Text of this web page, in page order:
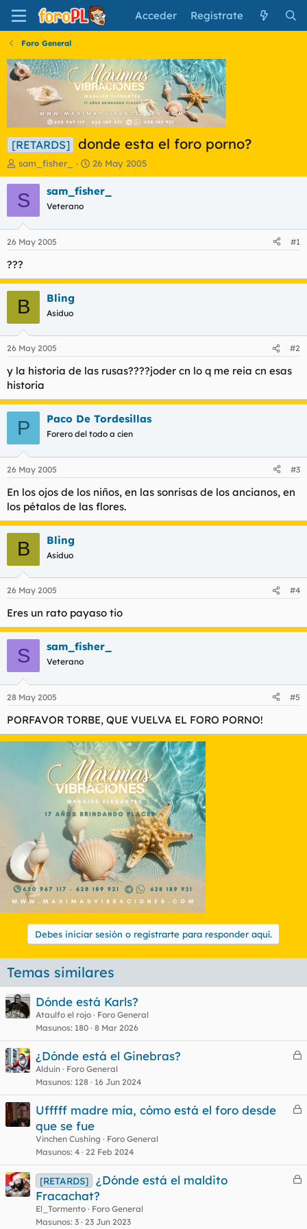
Acceder Regístrate
Foro General
[RETARDS] donde esta el foro porno?
I
n
i
c
a
d
o
r
e
l
t
e
m
a
sam_fisher_
F
e
c
i
c
26 May 2005
S sam_fisher_
Veterano
26 May 2005 #1
???
B Bling
Asiduo
26 May 2005 #2
y la historia de las rusas????joder cn lo q me reia cn esas
historia
P Paco De Tordesillas
Forero del todo a cien
26 May 2005 #3
En los ojos de los niños, en las sonrisas de los ancianos, en
los pétalos de las flores.
B Bling
Asiduo
26 May 2005 #4
Eres un rato payaso tio
S sam_fisher_
Veterano
28 May 2005 #5
PORFAVOR TORBE, QUE VUELVA EL FORO PORNO!
Debes iniciar sesión o registrarte para responder aquí.
Temas similares
Dónde está Karls?
Ataulfo el rojo
Foro General
Masunos 180 8 Mar 2026
C
r
a
¿Dónde está el Ginebras?
Alduin
Foro General
Masunos 128 16 Jun 2024
C
a
d
Ufffff madre mía, cómo está el foro desde
que se fue
Vinchen Cushing
Foro General
Masunos 4 22 Feb 2024
C
[RETARDS]
¿Dónde está el maldito
Fracachat?
El_Tormento
Foro General
Masunos 3 23 Jun 2023